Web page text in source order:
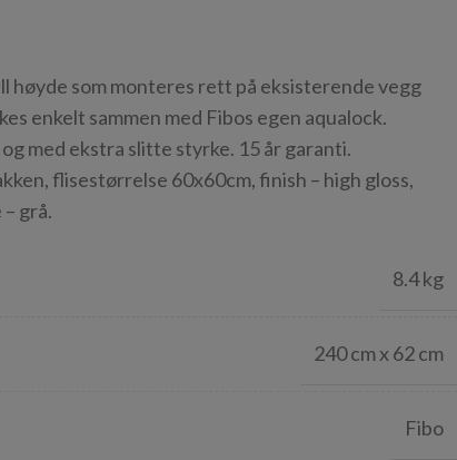
høyde som monteres rett på eksisterende vegg
enkelt sammen med Fibos egen aqualock.
med ekstra slitte styrke. 15 år garanti.
flisestørrelse 60x60cm, finish – high gloss,
grå.
8.4 kg
240 cm x 62 cm
Fibo